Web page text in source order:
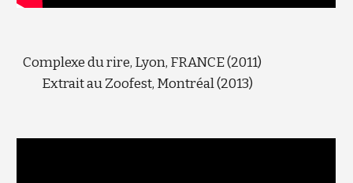
Complexe du rire, Lyon, FRANCE (2011)
Extrait au Zoofest, Montréal (2013)